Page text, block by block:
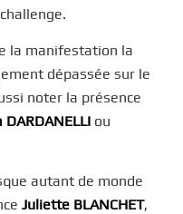
la manifestation la
dépassée sur le
noter la présence
ou
autant de monde
Juliette BLANCHET,